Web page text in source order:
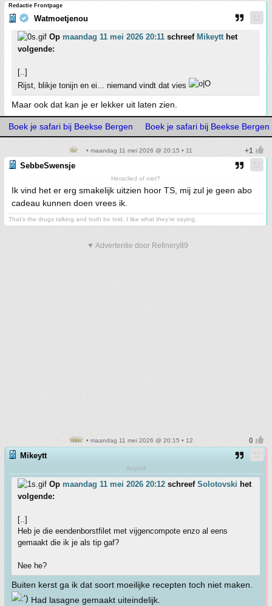
Redactie Frontpage
Watmoetjenou
Op maandag 11 mei 2026 20:11 schreef Mikeytthet
volgende:
[..]
Rijst, blikje tonijn en ei... niemand vindt dat vies
Maar ook dat kan je er lekker uit laten zien.
Boek je safari bij Beekse Bergen Boek je safari bij Beekse Bergen
• maandag 11 mei 2026 @ 20:15 • 11
SebbeSwensje
Heraclied of niet?
Ik vind het er erg smakelijk uitzien hoor TS, mij zul je geen abo
cadeau kunnen doen vrees ik.
That's the drugs talking and truth be told, I like what they're saying.
▼ Advertentie door Refinery89
• maandag 11 mei 2026 @ 20:15 • 12
Mikeytt
Any/All
Op maandag 11 mei 2026 20:12 schreef Solotovski het
volgende:
[..]
Heb je die eendenborstfilet met vijgencompote enzo al eens
gemaakt die ik je als tip gaf?
Nee he?
Buiten kerst ga ik dat soort moeilijke recepten toch niet maken.
Had lasagne gemaakt uiteindelijk.